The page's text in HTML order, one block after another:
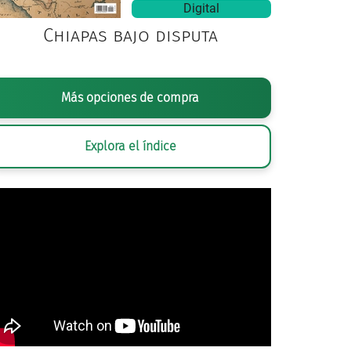
Digital
Chiapas bajo disputa
Más opciones de compra
Explora el índice